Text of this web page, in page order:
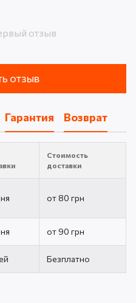
отзыв
отзыв
Гарантия Возврат
Стоимость
доставки
от 80 грн
от 90 грн
Безплатно